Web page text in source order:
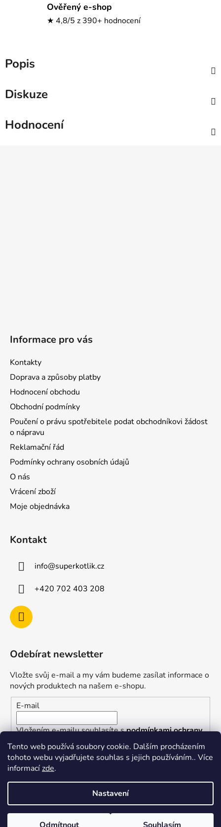
Tento web používá soubory cookie. Dalším procházením
tohoto webu vyjadřujete souhlas s jejich používáním.. Více
informacízde.
Nastavení
Ověřený e-shop
★ 4,8/5 z 390+ hodnocení
Popis
Diskuze
Hodnocení
Informace pro vás
Kontakty
Doprava a způsoby platby
Hodnocení obchodu
Obchodní podmínky
Poučení o právu spotřebitele podat obchodníkovi žádost
o nápravu
Reklamační řád
Podmínky ochrany osobních údajů
O nás
Vrácení zboží
Moje objednávka
Kontakt
info@superkotlik.cz
+420 702 403 208
Odebírat newsletter
Vložte svůj e-mail a my vám budeme zasílat informace o
nových produktech na našem e-shopu.
E-mail
Vložením e-mailu souhlasíte spodmínkami ochrany
osobních údajů
PŘIHLÁSIT SE
Vytvořil Shoptet